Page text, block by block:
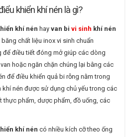
khiển khí nén là gì?
khí nén hay van bi vi sinh khí nén
chất liệu inox vi sinh chuẩn
để điều tiết đóng mở giúp các dòng
hoặc ngăn chặn chúng lại bằng các
để điều khiển quả bi rỗng nằm trong
khí nén được sử dụng chủ yếu trong các
thực phẩm, dược phẩm, đồ uống, các
khí nén có nhiều kích cỡ theo ống